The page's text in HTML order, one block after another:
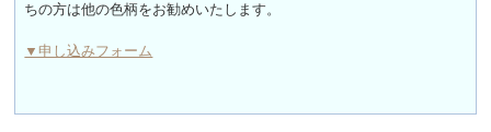
ちの方は他の色柄をお勧めいたします。
▼申し込みフォーム